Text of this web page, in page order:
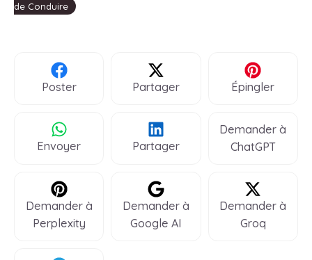
de Conduire
Poster Partager Épingler
Envoyer Partager
Demander à
ChatGPT
Demander à
Perplexity
Demander à
Google AI
Demander à
Groq